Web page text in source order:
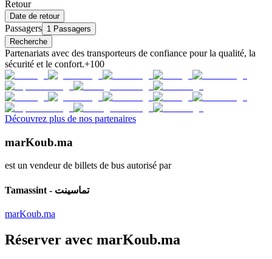
Retour
Date de retour
Passagers 1 Passagers
Recherche
Partenariats avec des transporteurs de confiance pour la qualité, la
sécurité et le confort.+100
Découvrez plus de nos partenaires
marKoub.ma
est un vendeur de billets de bus autorisé par
Tamassint - تماسينت
marKoub.ma
Réserver avec marKoub.ma